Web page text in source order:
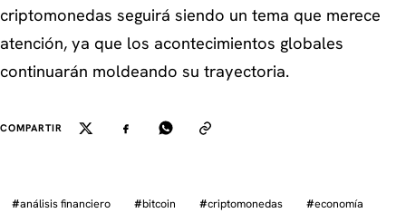
criptomonedas seguirá siendo un tema que merece
atención, ya que los acontecimientos globales
continuarán moldeando su trayectoria.
COMPARTIR
#análisis financiero #bitcoin #criptomonedas #economía